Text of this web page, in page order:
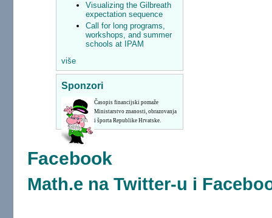
Visualizing the Gilbreath
expectation sequence
Call for long programs,
workshops, and summer
schools at IPAM
više
Sponzori
Časopis financijski pomaže
Ministarstvo znanosti, obrazovanja
i športa Republike Hrvatske.
Facebook
Math.e na Twitter-u i